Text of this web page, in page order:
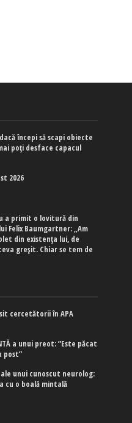
începi să scapi obiecte
poți desface capacul
2026
a primit o lovitură din
Felix Baumgartner: „Am
din existența lui, de
greșit. Chiar se tem de
cercetătorii în APA
a unui preot: ”Este păcat
post”
unui cunoscut neurolog:
cu o boală mintală